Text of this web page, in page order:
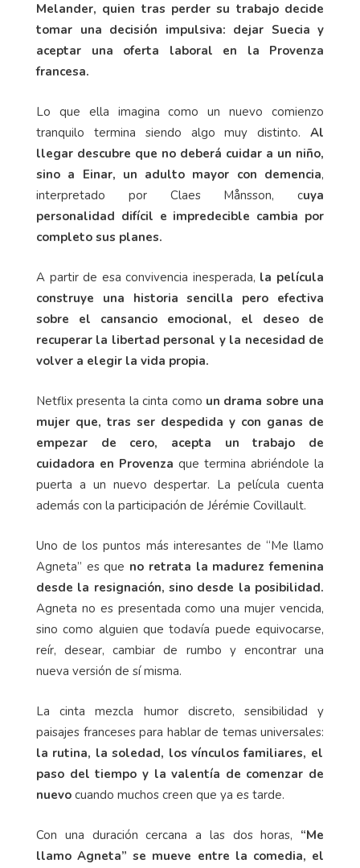
Melander, quien tras perder su trabajo decide
tomar una decisión impulsiva: dejar Suecia y
aceptar una oferta laboral en la Provenza
francesa.
Lo que ella imagina como un nuevo comienzo
tranquilo termina siendo algo muy distinto. Al
llegar descubre que no deberá cuidar a un niño,
sino a Einar, un adulto mayor con demencia,
interpretado por Claes Månsson, cuya
personalidad difícil e impredecible cambia por
completo sus planes.
A partir de esa convivencia inesperada, la película
construye una historia sencilla pero efectiva
sobre el cansancio emocional, el deseo de
recuperar la libertad personal y la necesidad de
volver a elegir la vida propia.
Netflix presenta la cinta como un drama sobre una
mujer que, tras ser despedida y con ganas de
empezar de cero, acepta un trabajo de
cuidadora en Provenza que termina abriéndole la
puerta a un nuevo despertar. La película cuenta
además con la participación de Jérémie Covillault.
Uno de los puntos más interesantes de “Me llamo
Agneta” es que no retrata la madurez femenina
desde la resignación, sino desde la posibilidad.
Agneta no es presentada como una mujer vencida,
sino como alguien que todavía puede equivocarse,
reír, desear, cambiar de rumbo y encontrar una
nueva versión de sí misma.
La cinta mezcla humor discreto, sensibilidad y
paisajes franceses para hablar de temas universales:
la rutina, la soledad, los vínculos familiares, el
paso del tiempo y la valentía de comenzar de
nuevo cuando muchos creen que ya es tarde.
Con una duración cercana a las dos horas, “Me
llamo Agneta” se mueve entre la comedia, el